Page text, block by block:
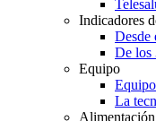
Indicadores
Desde
De los
Equipo
La